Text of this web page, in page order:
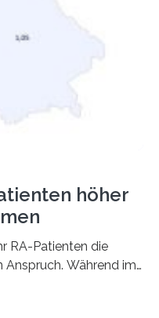
höher
RA-Patienten die
Während im